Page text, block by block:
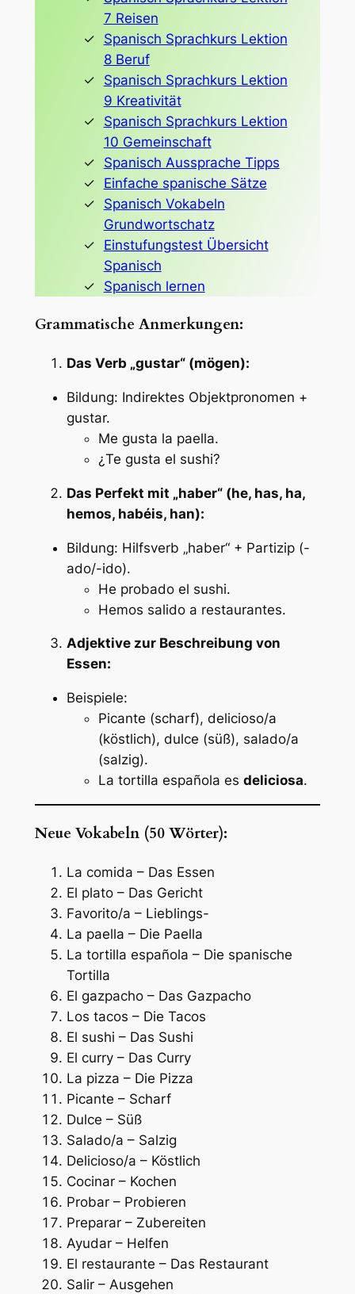
7 Reisen
Spanisch Sprachkurs Lektion
8 Beruf
Spanisch Sprachkurs Lektion
9 Kreativität
Spanisch Sprachkurs Lektion
10 Gemeinschaft
Spanisch Aussprache Tipps
Einfache spanische Sätze
Spanisch Vokabeln
Grundwortschatz
Einstufungstest Übersicht
Spanisch
Spanisch lernen
Grammatische Anmerkungen:
Das Verb „gustar“ (mögen):
Bildung: Indirektes Objektpronomen +
gustar.
Me gusta la paella.
¿Te gusta el sushi?
Das Perfekt mit „haber“ (he, has, ha,
hemos, habéis, han):
Bildung: Hilfsverb „haber“ + Partizip (-
ado/-ido).
He probado el sushi.
Hemos salido a restaurantes.
Adjektive zur Beschreibung von
Essen:
Beispiele:
Picante (scharf), delicioso/a
(köstlich), dulce (süß), salado/a
(salzig).
La tortilla española es deliciosa.
Neue Vokabeln (50 Wörter):
La comida – Das Essen
El plato – Das Gericht
Favorito/a – Lieblings-
La paella – Die Paella
La tortilla española – Die spanische
Tortilla
El gazpacho – Das Gazpacho
Los tacos – Die Tacos
El sushi – Das Sushi
El curry – Das Curry
La pizza – Die Pizza
Picante – Scharf
Dulce – Süß
Salado/a – Salzig
Delicioso/a – Köstlich
Cocinar – Kochen
Probar – Probieren
Preparar – Zubereiten
Ayudar – Helfen
El restaurante – Das Restaurant
Salir – Ausgehen